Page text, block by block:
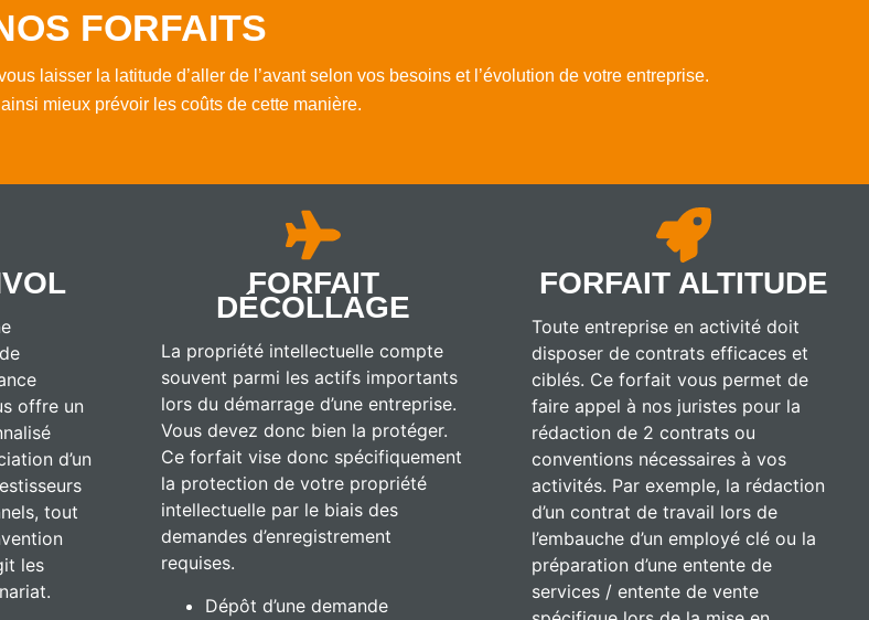
FORFAITS
laisser la latitude d’aller de l’avant selon vos besoins et l’évolution de votre entreprise.
mieux prévoir les coûts de cette manière.
offre un
d’un
tout
les
FORFAIT
DÉCOLLAGE
La propriété intellectuelle compte
souvent parmi les actifs importants
lors du démarrage d’une entreprise.
Vous devez donc bien la protéger.
Ce forfait vise donc spécifiquement
la protection de votre propriété
intellectuelle par le biais des
demandes d’enregistrement
requises.
Dépôt d’une demande
FORFAIT ALTITUDE
Toute entreprise en activité doit
disposer de contrats efficaces et
ciblés. Ce forfait vous permet de
faire appel à nos juristes pour la
rédaction de 2 contrats ou
conventions nécessaires à vos
activités. Par exemple, la rédaction
d’un contrat de travail lors de
l’embauche d’un employé clé ou la
préparation d’une entente de
services / entente de vente